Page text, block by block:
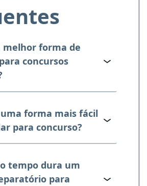
melhor forma de
concursos
forma mais fácil
para concurso?
tempo dura um
para